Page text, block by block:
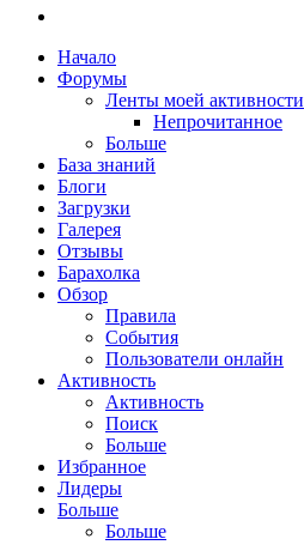
Начало
Форумы
Ленты моей активности
Непрочитанное
Больше
База знаний
Блоги
Загрузки
Галерея
Отзывы
Барахолка
Обзор
Правила
События
Пользователи онлайн
Активность
Активность
Поиск
Больше
Избранное
Лидеры
Больше
Больше